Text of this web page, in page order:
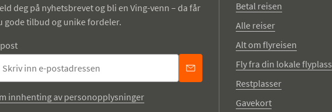
deg på nyhetsbrevet og bli en Ving-venn – da får
gode tilbud og unike fordeler.
innhenting av personopplysninger
Betal reisen
Alle reiser
Alt om flyreisen
Fly fra din lokale flyplass
Restplasser
Gavekort